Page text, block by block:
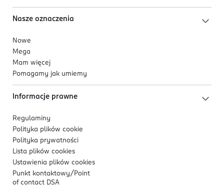
Nasze oznaczenia
Nowe
Mega
Mam więcej
Pomagamy jak umiemy
Informacje prawne
Regulaminy
Polityka plików cookie
Polityka prywatności
Lista plików cookies
Ustawienia plików cookies
Punkt kontaktowy/ Point
of contact DSA